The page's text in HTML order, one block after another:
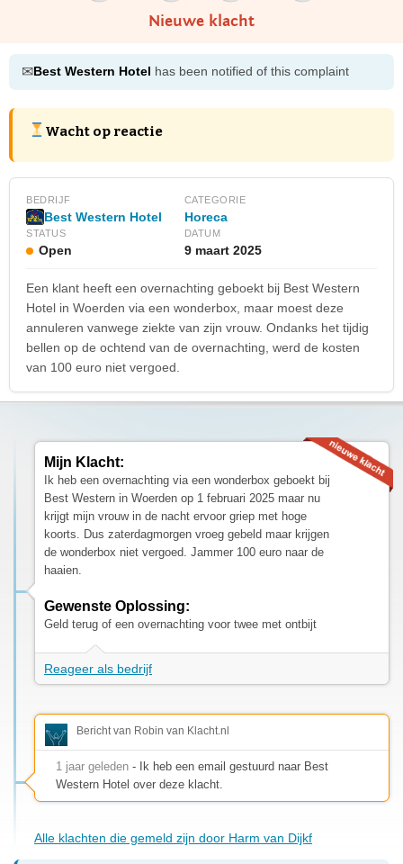
Nieuwe klacht
✉Best Western Hotel has been notified of this complaint
Wacht op reactie
BEDRIJF
Best Western Hotel
CATEGORIE
Horeca
STATUS
Open
DATUM
9 maart 2025
Een klant heeft een overnachting geboekt bij Best Western
Hotel in Woerden via een wonderbox, maar moest deze
annuleren vanwege ziekte van zijn vrouw. Ondanks het tijdig
bellen op de ochtend van de overnachting, werd de kosten
van 100 euro niet vergoed.
Mijn Klacht:
Ik heb een overnachting via een wonderbox geboekt bij
Best Western in Woerden op 1 februari 2025 maar nu
krijgt mijn vrouw in de nacht ervoor griep met hoge
koorts. Dus zaterdagmorgen vroeg gebeld maar krijgen
de wonderbox niet vergoed. Jammer 100 euro naar de
haaien.
Gewenste Oplossing:
Geld terug of een overnachting voor twee met ontbijt
Reageer als bedrijf
Bericht van Robin van Klacht.nl
1 jaar geleden - Ik heb een email gestuurd naar Best
Western Hotel over deze klacht.
Alle klachten die gemeld zijn door Harm van Dijkf